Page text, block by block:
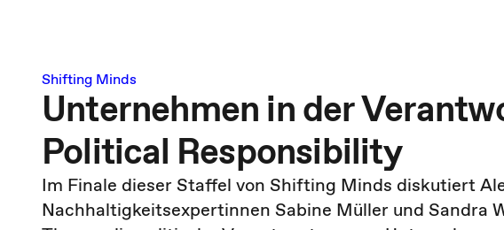
Shifting Minds
Unternehmen in der
Political Responsibility
Im Finale dieser Staffel von Shifting Minds diskutiert
Nachhaltigkeitsexpertinnen Sabine Müller und Sandra